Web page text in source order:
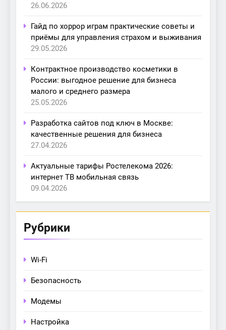
26.06.2026
Гайд по хоррор играм практические советы и
приёмы для управления страхом и выживания
29.05.2026
Контрактное производство косметики в
России: выгодное решение для бизнеса
малого и среднего размера
25.05.2026
Разработка сайтов под ключ в Москве:
качественные решения для бизнеса
27.04.2026
Актуальные тарифы Ростелекома 2026:
интернет ТВ мобильная связь
09.04.2026
Рубрики
Wi-Fi
Безопасность
Модемы
Настройка